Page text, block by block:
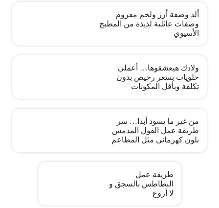
ألذ وصفة أرز ولحم مفروم
وصفات عائلية لذيذة من المطبخ
الأسيوي
ولادك هيعشقوها… أعملي
حلويات بسعر رخيص بدون
تكلفة وبأقل المكونات
من غير ما يسود أبدا… سر
طريقة عمل الفول المدمس
بلون كهرماني مثل المطاعم
طريقة عمل
البطاطس بالسجق و
لا أروع